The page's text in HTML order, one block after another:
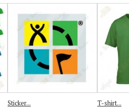
Sticker...
T-shirt...